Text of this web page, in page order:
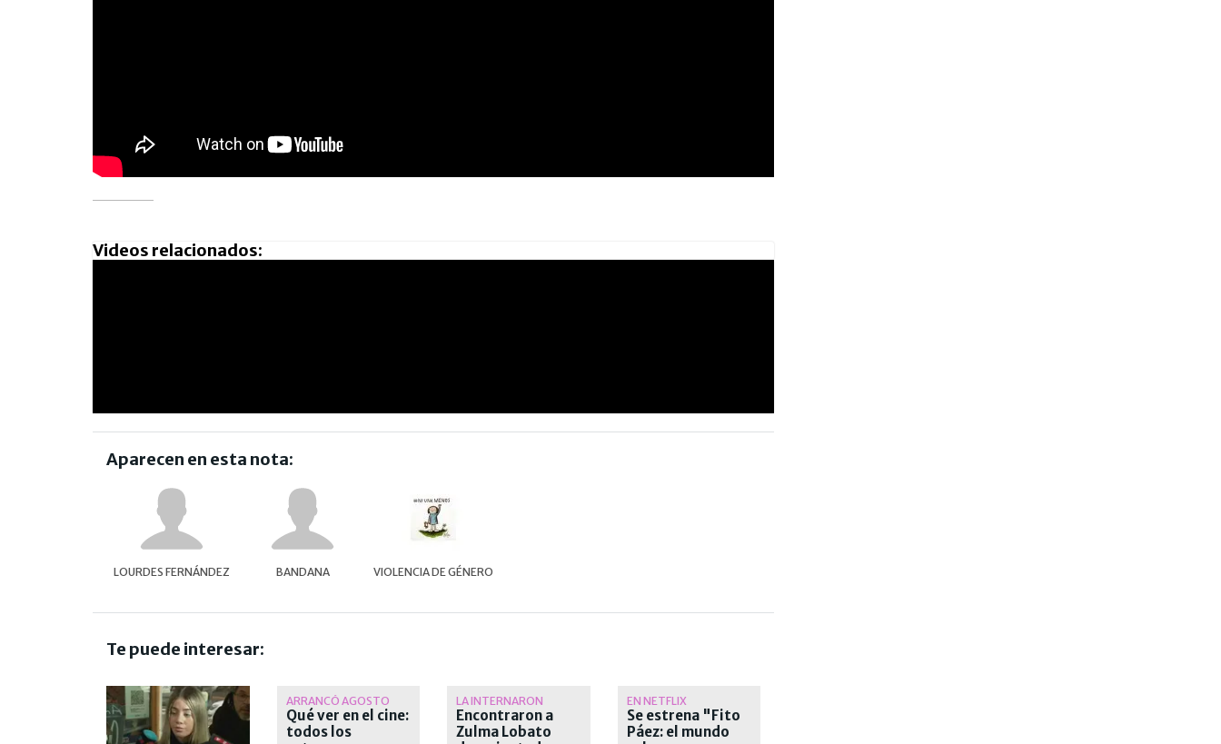
Videos relacionados:
Aparecen en esta nota:
LOURDES FERNÁNDEZ BANDANA VIOLENCIA DE GÉNERO
Te puede interesar:
ARRANCÓ AGOSTO
Qué ver en el cine:
todos los
LA INTERNARON
Encontraron a
Zulma Lobato
EN NETFLIX
Se estrena "Fito
Páez: el mundo